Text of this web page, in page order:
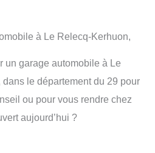
à Le Relecq-Kerhuon,
un garage automobile à Le
le département du 29 pour
ou pour vous rendre chez
aujourd’hui ?